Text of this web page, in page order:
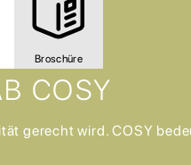
Broschüre
COSY
gerecht wird. COSY